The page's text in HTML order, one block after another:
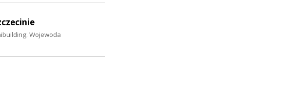
Wojewoda